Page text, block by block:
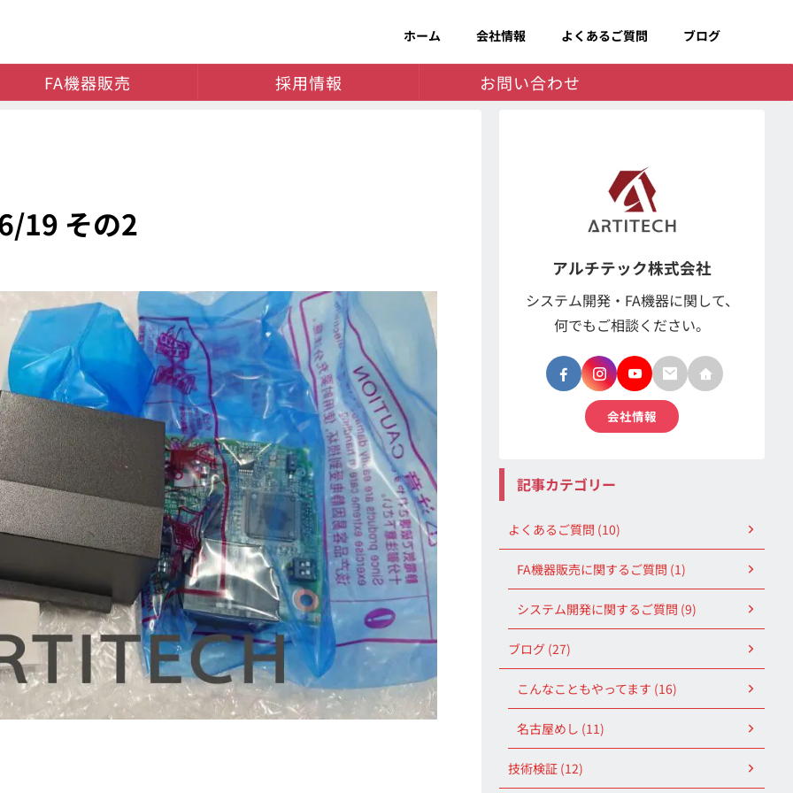
ホーム 会社情報 よくあるご質問 ブログ
FA機器販売 採用情報 お問い合わせ
19 その2
アルチテック株式会社
システム開発・FA機器に関して、
何でもご相談ください。
会社情報
記事カテゴリー
よくあるご質問 (10)
FA機器販売に関するご質問 (1)
システム開発に関するご質問 (9)
ブログ (27)
こんなこともやってます (16)
名古屋めし (11)
技術検証 (12)